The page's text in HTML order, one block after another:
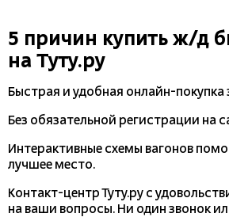
5 причин купить ж/д
на Туту.ру
Быстрая и удобная онлайн-покупка
Без обязательной регистрации на
Интерактивные схемы вагонов
лучшее место.
Контакт-центр Туту.ру с
на ваши вопросы. Ни один звонок